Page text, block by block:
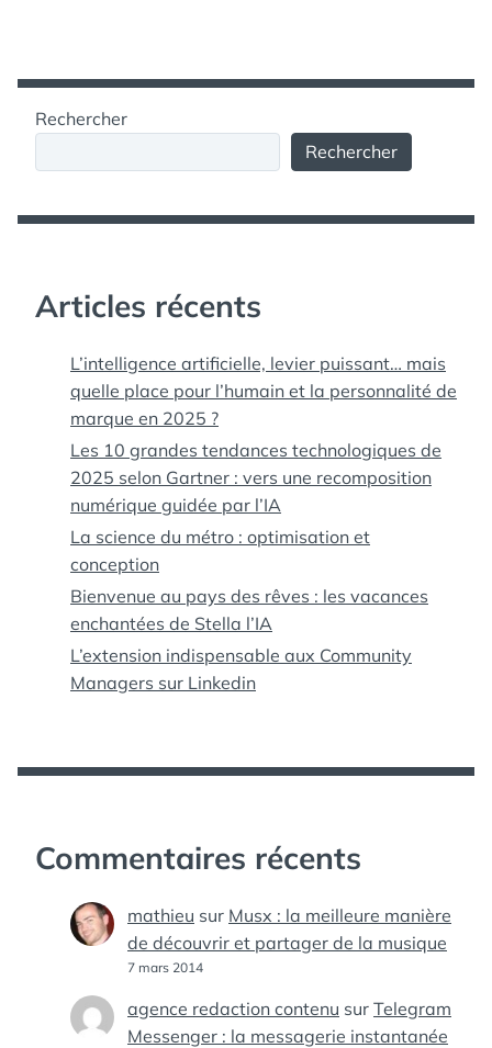
Rechercher
Rechercher
Articles récents
L’intelligence artificielle, levier puissant… mais
quelle place pour l’humain et la personnalité de
marque en 2025 ?
Les 10 grandes tendances technologiques de
2025 selon Gartner : vers une recomposition
numérique guidée par l’IA
La science du métro : optimisation et
conception
Bienvenue au pays des rêves : les vacances
enchantées de Stella l’IA
L’extension indispensable aux Community
Managers sur Linkedin
Commentaires récents
mathieu sur Musx : la meilleure manière
de découvrir et partager de la musique
7 mars 2014
agence redaction contenu sur Telegram
Messenger : la messagerie instantanée